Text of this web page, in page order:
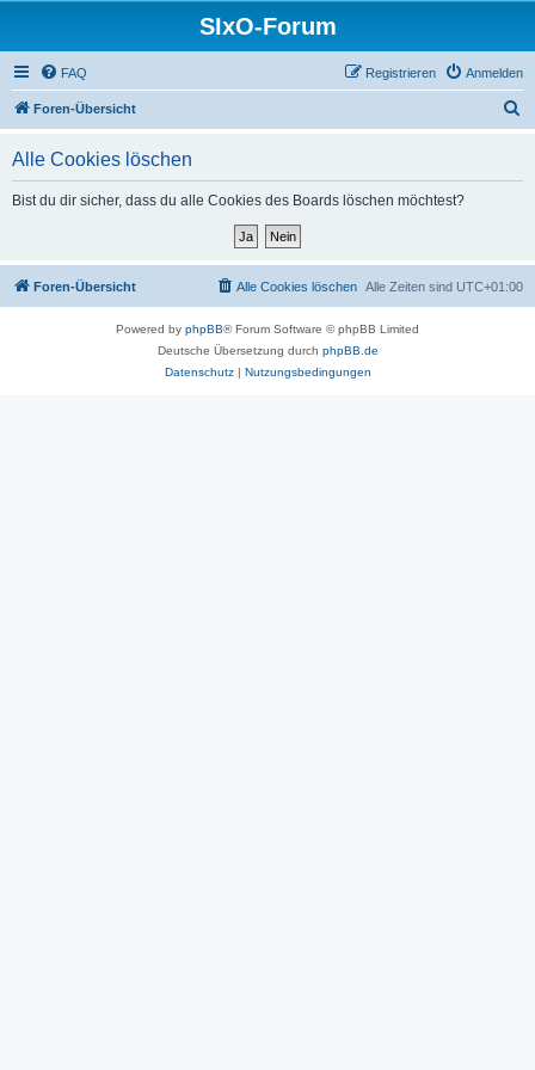
SIxO-Forum
FAQ Anmelden
Registrieren
Foren-Übersicht
Alle Cookies löschen
Bist du dir sicher, dass du alle Cookies des Boards löschen möchtest?
Foren-Übersicht Alle Zeiten sind UTC+01:00
Alle Cookies löschen
Powered by phpBB® Forum Software © phpBB Limited
Deutsche Übersetzung durch phpBB.de
Datenschutz| Nutzungsbedingungen